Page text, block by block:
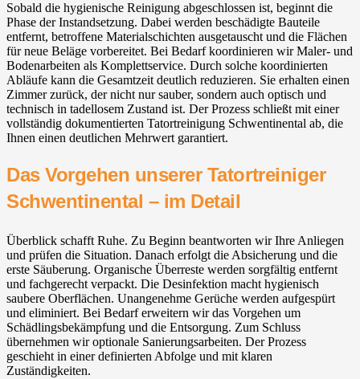
Sobald die hygienische Reinigung abgeschlossen ist, beginnt die
Phase der Instandsetzung. Dabei werden beschädigte Bauteile
entfernt, betroffene Materialschichten ausgetauscht und die Flächen
für neue Beläge vorbereitet. Bei Bedarf koordinieren wir Maler- und
Bodenarbeiten als Komplettservice. Durch solche koordinierten
Abläufe kann die Gesamtzeit deutlich reduzieren. Sie erhalten einen
Zimmer zurück, der nicht nur sauber, sondern auch optisch und
technisch in tadellosem Zustand ist. Der Prozess schließt mit einer
vollständig dokumentierten Tatortreinigung Schwentinental ab, die
Ihnen einen deutlichen Mehrwert garantiert.
Das Vorgehen unserer Tatortreiniger
Schwentinental – im Detail
Überblick schafft Ruhe. Zu Beginn beantworten wir Ihre Anliegen
und prüfen die Situation. Danach erfolgt die Absicherung und die
erste Säuberung. Organische Überreste werden sorgfältig entfernt
und fachgerecht verpackt. Die Desinfektion macht hygienisch
saubere Oberflächen. Unangenehme Gerüche werden aufgespürt
und eliminiert. Bei Bedarf erweitern wir das Vorgehen um
Schädlingsbekämpfung und die Entsorgung. Zum Schluss
übernehmen wir optionale Sanierungsarbeiten. Der Prozess
geschieht in einer definierten Abfolge und mit klaren
Zuständigkeiten.